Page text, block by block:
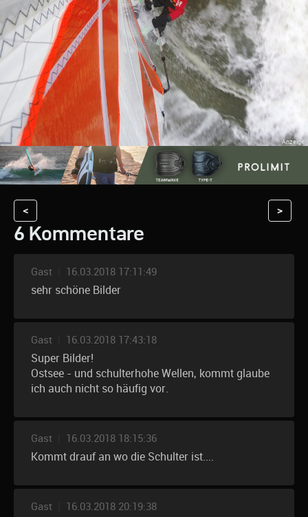
< >
6 Kommentare
Gast 16.03.2018 17:11:49
sehr schöne Bilder
Gast 16.03.2018 17:43:18
Super Bilder!
Ostsee - und schulterhohe Wellen, kommt glaube
ich auch nicht so häufig vor.
Gast 16.03.2018 18:15:36
Kommt drauf an wo die Schulter ist....
Gast 16.03.2018 20:19:38